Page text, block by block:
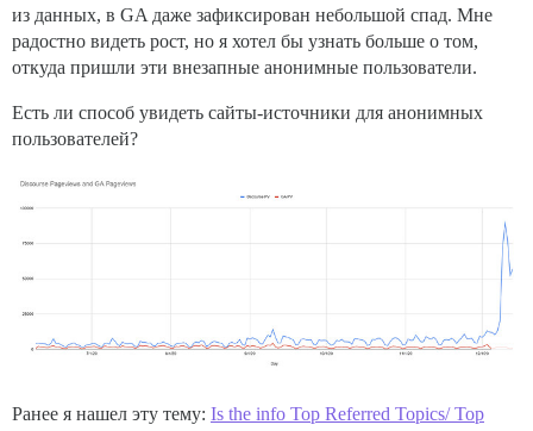
из данных, в GA даже зафиксирован небольшой спад. Мне
радостно видеть рост, но я хотел бы узнать больше о том,
откуда пришли эти внезапные анонимные пользователи.
Есть ли способ увидеть сайты-источники для анонимных
пользователей?
Ранее я нашел эту тему: Is the info Top Referred Topics/ Top